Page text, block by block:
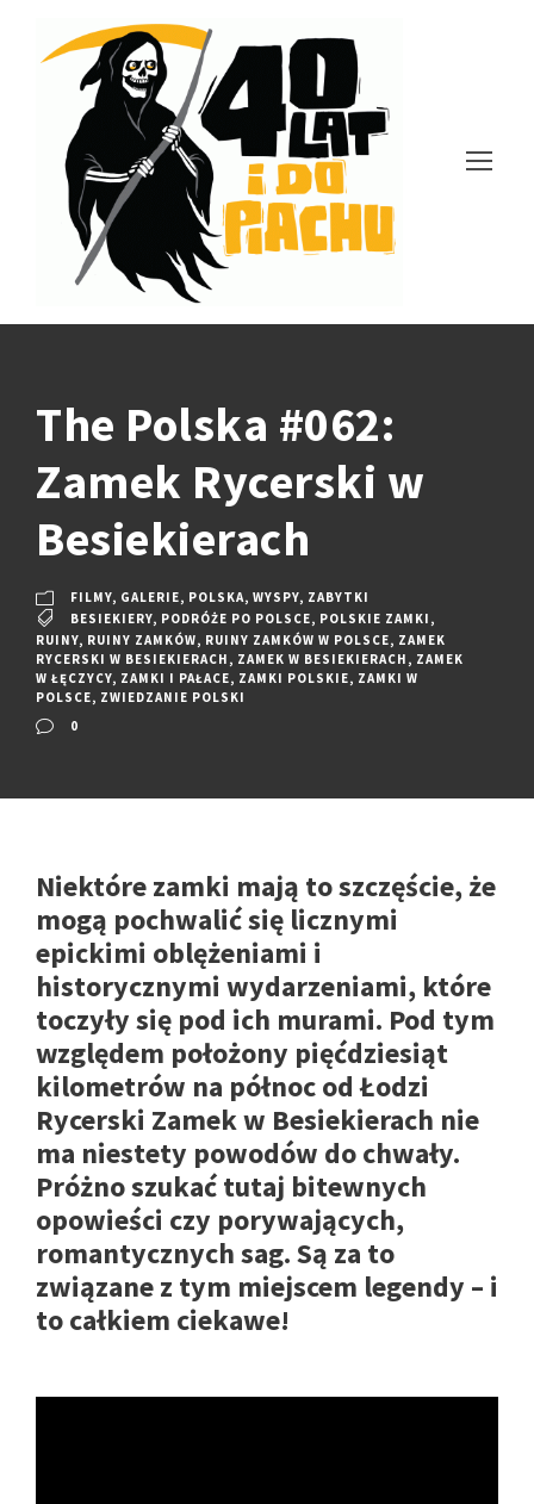
The Polska #062:
Zamek Rycerski w
Besiekierach
FILMY, GALERIE, POLSKA, WYSPY, ZABYTKI
BESIEKIERY, PODRÓŻE PO POLSCE, POLSKIE ZAMKI ,
RUINY, RUINY ZAMKÓW, RUINY ZAMKÓW W POLSCE, ZAMEK
RYCERSKI W BESIEKIERACH , ZAMEK W BESIEKIERACH , ZAMEK
W ŁĘCZYCY, ZAMKI I PAŁACE, ZAMKI POLSKIE, ZAMKI W
POLSCE, ZWIEDZANIE POLSKI
0
Niektóre zamki mają to szczęście, że
mogą pochwalić się licznymi
epickimi oblężeniami i
historycznymi wydarzeniami, które
toczyły się pod ich murami. Pod tym
względem położony pięćdziesiąt
kilometrów na północ od Łodzi
Rycerski Zamek w Besiekierach nie
ma niestety powodów do chwały.
Próżno szukać tutaj bitewnych
opowieści czy porywających,
romantycznych sag. Są za to
związane z tym miejscem legendy – i
to całkiem ciekawe!